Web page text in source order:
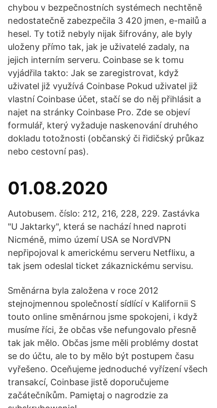
chybou v bezpečnostních systémech nechtěně
nedostatečně zabezpečila 3 420 jmen, e-mailů a
hesel. Ty totiž nebyly nijak šifrovány, ale byly
uloženy přímo tak, jak je uživatelé zadaly, na
jejich interním serveru. Coinbase se k tomu
vyjádřila takto: Jak se zaregistrovat, když
uživatel již využívá Coinbase Pokud uživatel již
vlastní Coinbase účet, stačí se do něj přihlásit a
najet na stránky Coinbase Pro. Zde se objeví
formulář, který vyžaduje naskenování druhého
dokladu totožnosti (občanský či řidičský průkaz
nebo cestovní pas).
01.08.2020
Autobusem. číslo: 212, 216, 228, 229. Zastávka
"U Jaktarky", která se nachází hned naproti
Nicméně, mimo území USA se NordVPN
nepřipojoval k americkému serveru Netflixu, a
tak jsem odeslal ticket zákaznickému servisu.
Směnárna byla založena v roce 2012
stejnojmennou společností sídlící v Kalifornii S
touto online směnárnou jsme spokojeni, i když
musíme říci, že občas vše nefungovalo přesně
tak jak mělo. Občas jsme měli problémy dostat
se do účtu, ale to by mělo být postupem času
vyřešeno. Oceňujeme jednoduché vyřízení všech
transakcí, Coinbase jistě doporučujeme
začátečníkům. Pamiętaj o nagrodzie za